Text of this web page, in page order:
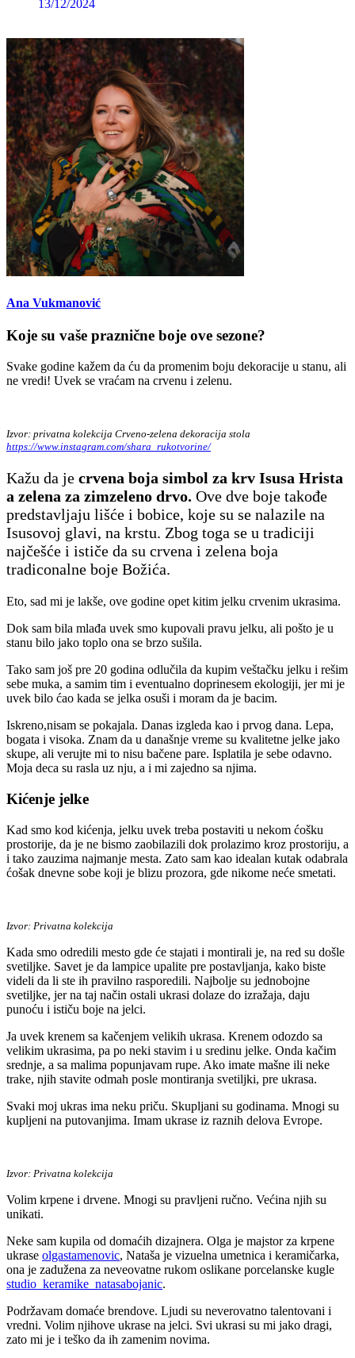
13/12/2024
Ana Vukmanović
Koje su vaše praznične boje ove sezone?
Svake godine kažem da ću da promenim boju dekoracije u stanu, ali
ne vredi! Uvek se vraćam na crvenu i zelenu.
Izvor: privatna kolekcija Crveno-zelena dekoracija stola
https://www.instagram.com/shara_rukotvorine/
Kažu da je crvena boja simbol za krv Isusa Hrista
a zelena za zimzeleno drvo. Ove dve boje takođe
predstavljaju lišće i bobice, koje su se nalazile na
Isusovoj glavi, na krstu. Zbog toga se u tradiciji
najčešće i ističe da su crvena i zelena boja
tradiconalne boje Božića.
Eto, sad mi je lakše, ove godine opet kitim jelku crvenim ukrasima.
Dok sam bila mlađa uvek smo kupovali pravu jelku, ali pošto je u
stanu bilo jako toplo ona se brzo sušila.
Tako sam još pre 20 godina odlučila da kupim veštačku jelku i rešim
sebe muka, a samim tim i eventualno doprinesem ekologiji, jer mi je
uvek bilo ćao kada se jelka osuši i moram da je bacim.
Iskreno,nisam se pokajala. Danas izgleda kao i prvog dana. Lepa,
bogata i visoka. Znam da u današnje vreme su kvalitetne jelke jako
skupe, ali verujte mi to nisu bačene pare. Isplatila je sebe odavno.
Moja deca su rasla uz nju, a i mi zajedno sa njima.
Kićenje jelke
Kad smo kod kićenja, jelku uvek treba postaviti u nekom ćošku
prostorije, da je ne bismo zaobilazili dok prolazimo kroz prostoriju, a
i tako zauzima najmanje mesta. Zato sam kao idealan kutak odabrala
ćošak dnevne sobe koji je blizu prozora, gde nikome neće smetati.
Izvor: Privatna kolekcija
Kada smo odredili mesto gde će stajati i montirali je, na red su došle
svetiljke. Savet je da lampice upalite pre postavljanja, kako biste
videli da li ste ih pravilno rasporedili. Najbolje su jednobojne
svetiljke, jer na taj način ostali ukrasi dolaze do izražaja, daju
punoću i ističu boje na jelci.
Ja uvek krenem sa kačenjem velikih ukrasa. Krenem odozdo sa
velikim ukrasima, pa po neki stavim i u sredinu jelke. Onda kačim
srednje, a sa malima popunjavam rupe. Ako imate mašne ili neke
trake, njih stavite odmah posle montiranja svetiljki, pre ukrasa.
Svaki moj ukras ima neku priču. Skupljani su godinama. Mnogi su
kupljeni na putovanjima. Imam ukrase iz raznih delova Evrope.
Izvor: Privatna kolekcija
Volim krpene i drvene. Mnogi su pravljeni ručno. Većina njih su
unikati.
Neke sam kupila od domaćih dizajnera. Olga je majstor za krpene
ukrase olgastamenovic, Nataša je vizuelna umetnica i keramičarka,
ona je zadužena za neveovatne rukom oslikane porcelanske kugle
studio_keramike_natasabojanic.
Podržavam domaće brendove. Ljudi su neverovatno talentovani i
vredni. Volim njihove ukrase na jelci. Svi ukrasi su mi jako dragi,
zato mi je i teško da ih zamenim novima.